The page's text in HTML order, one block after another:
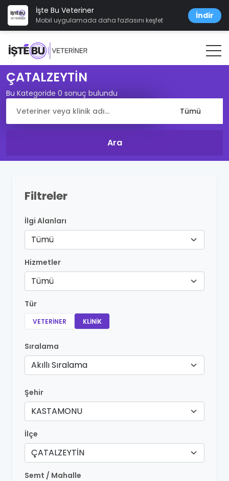
İşte Bu Veteriner
Mobil uygulamada daha fazlasını keşfet İndir
ÇATALZEYTİN
Bu Kategoride 0 sonuç bulundu
Filtreler
İlgi Alanları
Tümü
Hizmetler
Tümü
Tür
VETERINER KLINIK
Sıralama
Akıllı Sıralama
Şehir
KASTAMONU
İlçe
ÇATALZEYTİN
Semt / Mahalle